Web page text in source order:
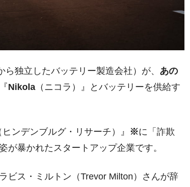
般的「不調」⇒ PSIが示す現況は決して良くない。
当たり賠償10万ウォンを認定 ⇒ 総額3兆7,000億
艦、2032年竣工と公示
がいっちょがみしたのでは。
『BYD』車は売れている。6カ月で対前年同期比
詰めかけ「出て行け！」「極右勢力」のプラカー
ら独立したバッテリー製造会社）が、 あの
Nikola （ニコラ）』とバッテリーを供給す
ヒンデンブルグ・リサーチ）』 ※に「詐欺
暴かれたスタートアップ企業です。
ビス・ミルトン（Trevor Milton）さんが辞